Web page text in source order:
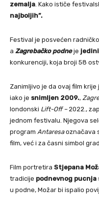
zemalja. Kako ističe
najboljih”.
Festival je posvećen
a Zagrebačko podne je
konkurenciji, koja broji 58
Zanimljivo je da ovaj film
iako je snimljen 2009.,
londonski Lift-Off – 2022.,
jednom festivalu. Njegova
program Antaresaoznačava
film, već i za časni simbol
Film portretira Stjepana
tradicije podnevnog pucnja
u podne, Možar bi ispalio